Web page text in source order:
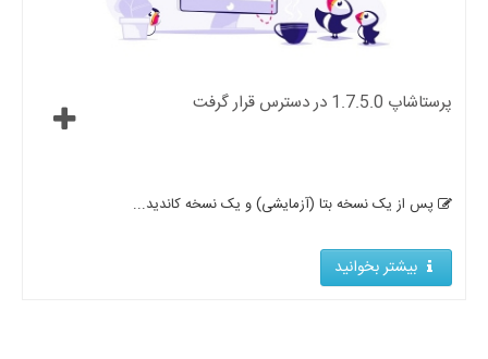
پرستاشاپ 1.7.5.0 در دسترس قرار گرفت
پس از یک نسخه بتا (آزمایشی) و یک نسخه کاندید...
بیشتر بخوانید